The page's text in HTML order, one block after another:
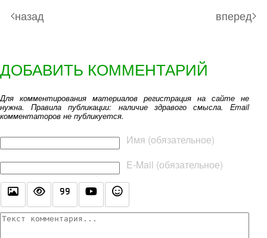
назад вперед
ДОБАВИТЬ КОММЕНТАРИЙ
Для комментирования материалов регистрация на сайте не
нужна. Правила публикации: наличие здравого смысла. Email
комментаторов не публикуется.
Имя (обязательное)
E-Mail (обязательное)
Текст комментария